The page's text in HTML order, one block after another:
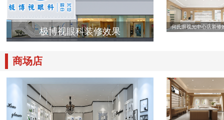
极博视眼科装修效果 何氏眼视光中心店装修
商场店